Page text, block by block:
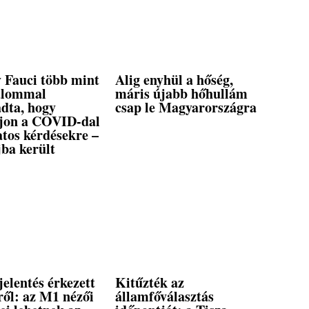
Fauci több mint
hogy
a COVID-dal
kérdésekre –
került
Alig enyhül a hőség,
máris újabb hőhullám
csap le Magyarországra
érkezett
az M1 nézői
Kitűzték az
államfőválasztás